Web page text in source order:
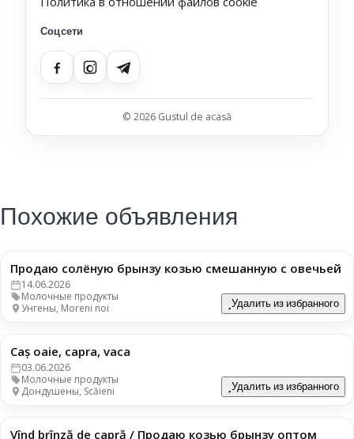
Соцсети
© 2026 Gustul de acasă
Похожие объявления
130 леев
Продаю солёную брынзу козью смешанную с овечьей
14.06.2026
Молочные продукты
Унгены, Moreni noi
Удалить из избранного
Caș oaie, capra, vaca
03.06.2026
Молочные продукты
Дондушены, Scăieni
Удалить из избранного
Vînd brînză de capră / Продаю козью брынзу оптом